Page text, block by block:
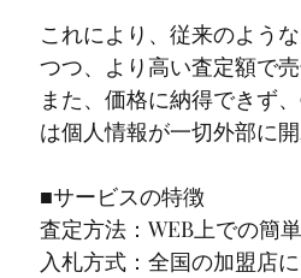
これにより、従来のよう
つつ、より高い査定額で
また、価格に納得できず
は個人情報が一切外部に
■サービスの特徴
査定方法：WEB上での簡
入札方式：全国の加盟店